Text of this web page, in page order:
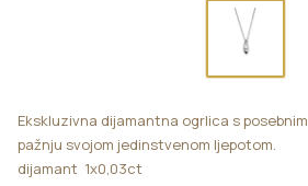
Ekskluzivna dijamantna ogrlica s
pažnju svojom jedinstvenom ljepotom.
dijamant 1x0,03ct